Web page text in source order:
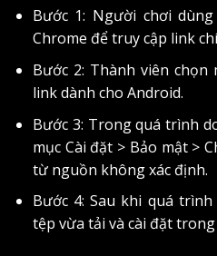
Bước 1: Người chơi
Chrome để truy cập link
Bước 2: Thành viên chọn
link dành cho Android.
Bước 3: Trong quá trình
mục Cài đặt > Bảo mật >
từ nguồn không xác định.
Bước 4: Sau khi quá
tệp vừa tải và cài đặt trong